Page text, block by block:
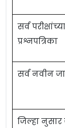
सर्व
प्रश्नपत्रिका
सर्व नवीन
जिल्हा नुसार